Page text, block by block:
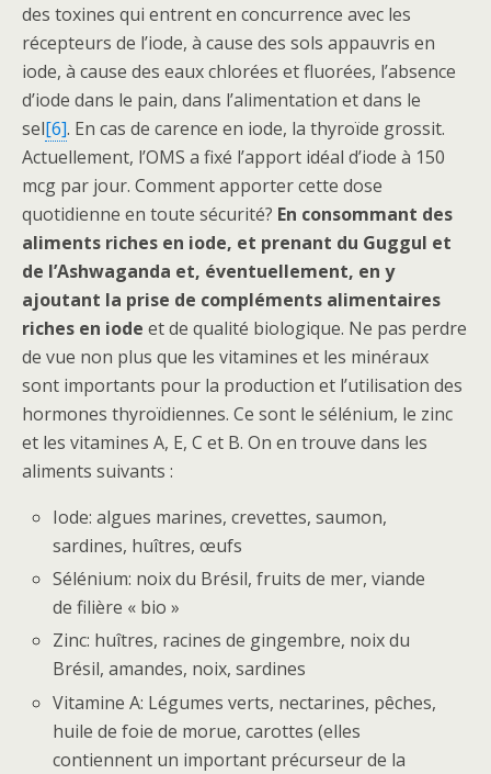
des toxines qui entrent en concurrence avec les
récepteurs de l’iode, à cause des sols appauvris en
iode, à cause des eaux chlorées et fluorées, l’absence
d’iode dans le pain, dans l’alimentation et dans le
sel[6]. En cas de carence en iode, la thyroïde grossit.
Actuellement, l’OMS a fixé l’apport idéal d’iode à 150
mcg par jour. Comment apporter cette dose
quotidienne en toute sécurité? En consommant des
aliments riches en iode, et prenant du Guggul et
de l’Ashwaganda et, éventuellement, en y
ajoutant la prise de compléments alimentaires
riches en iode et de qualité biologique. Ne pas perdre
de vue non plus que les vitamines et les minéraux
sont importants pour la production et l’utilisation des
hormones thyroïdiennes. Ce sont le sélénium, le zinc
et les vitamines A, E, C et B. On en trouve dans les
aliments suivants :
Iode: algues marines, crevettes, saumon,
sardines, huîtres, œufs
Sélénium: noix du Brésil, fruits de mer, viande
de filière « bio »
Zinc: huîtres, racines de gingembre, noix du
Brésil, amandes, noix, sardines
Vitamine A: Légumes verts, nectarines, pêches,
huile de foie de morue, carottes (elles
contiennent un important précurseur de la